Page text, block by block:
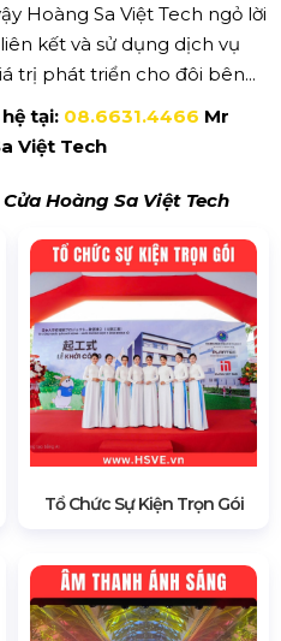
Hoàng Sa Việt Tech ngỏ lời
kết và sử dụng dịch vụ
trị phát triển cho đôi bên...
tại: 08.6631.4466 Mr
Việt Tech
Hoàng Sa Việt Tech
Tổ Chức Sự Kiện Trọn Gói